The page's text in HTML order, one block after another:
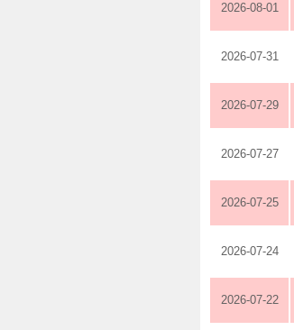
2026-08-01
2026-07-31
2026-07-29
2026-07-27
2026-07-25
2026-07-24
2026-07-22